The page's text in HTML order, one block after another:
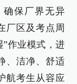
确保厂界无异
厂区及考点周
作业模式，进
、洁净、舒适
航考生从容应